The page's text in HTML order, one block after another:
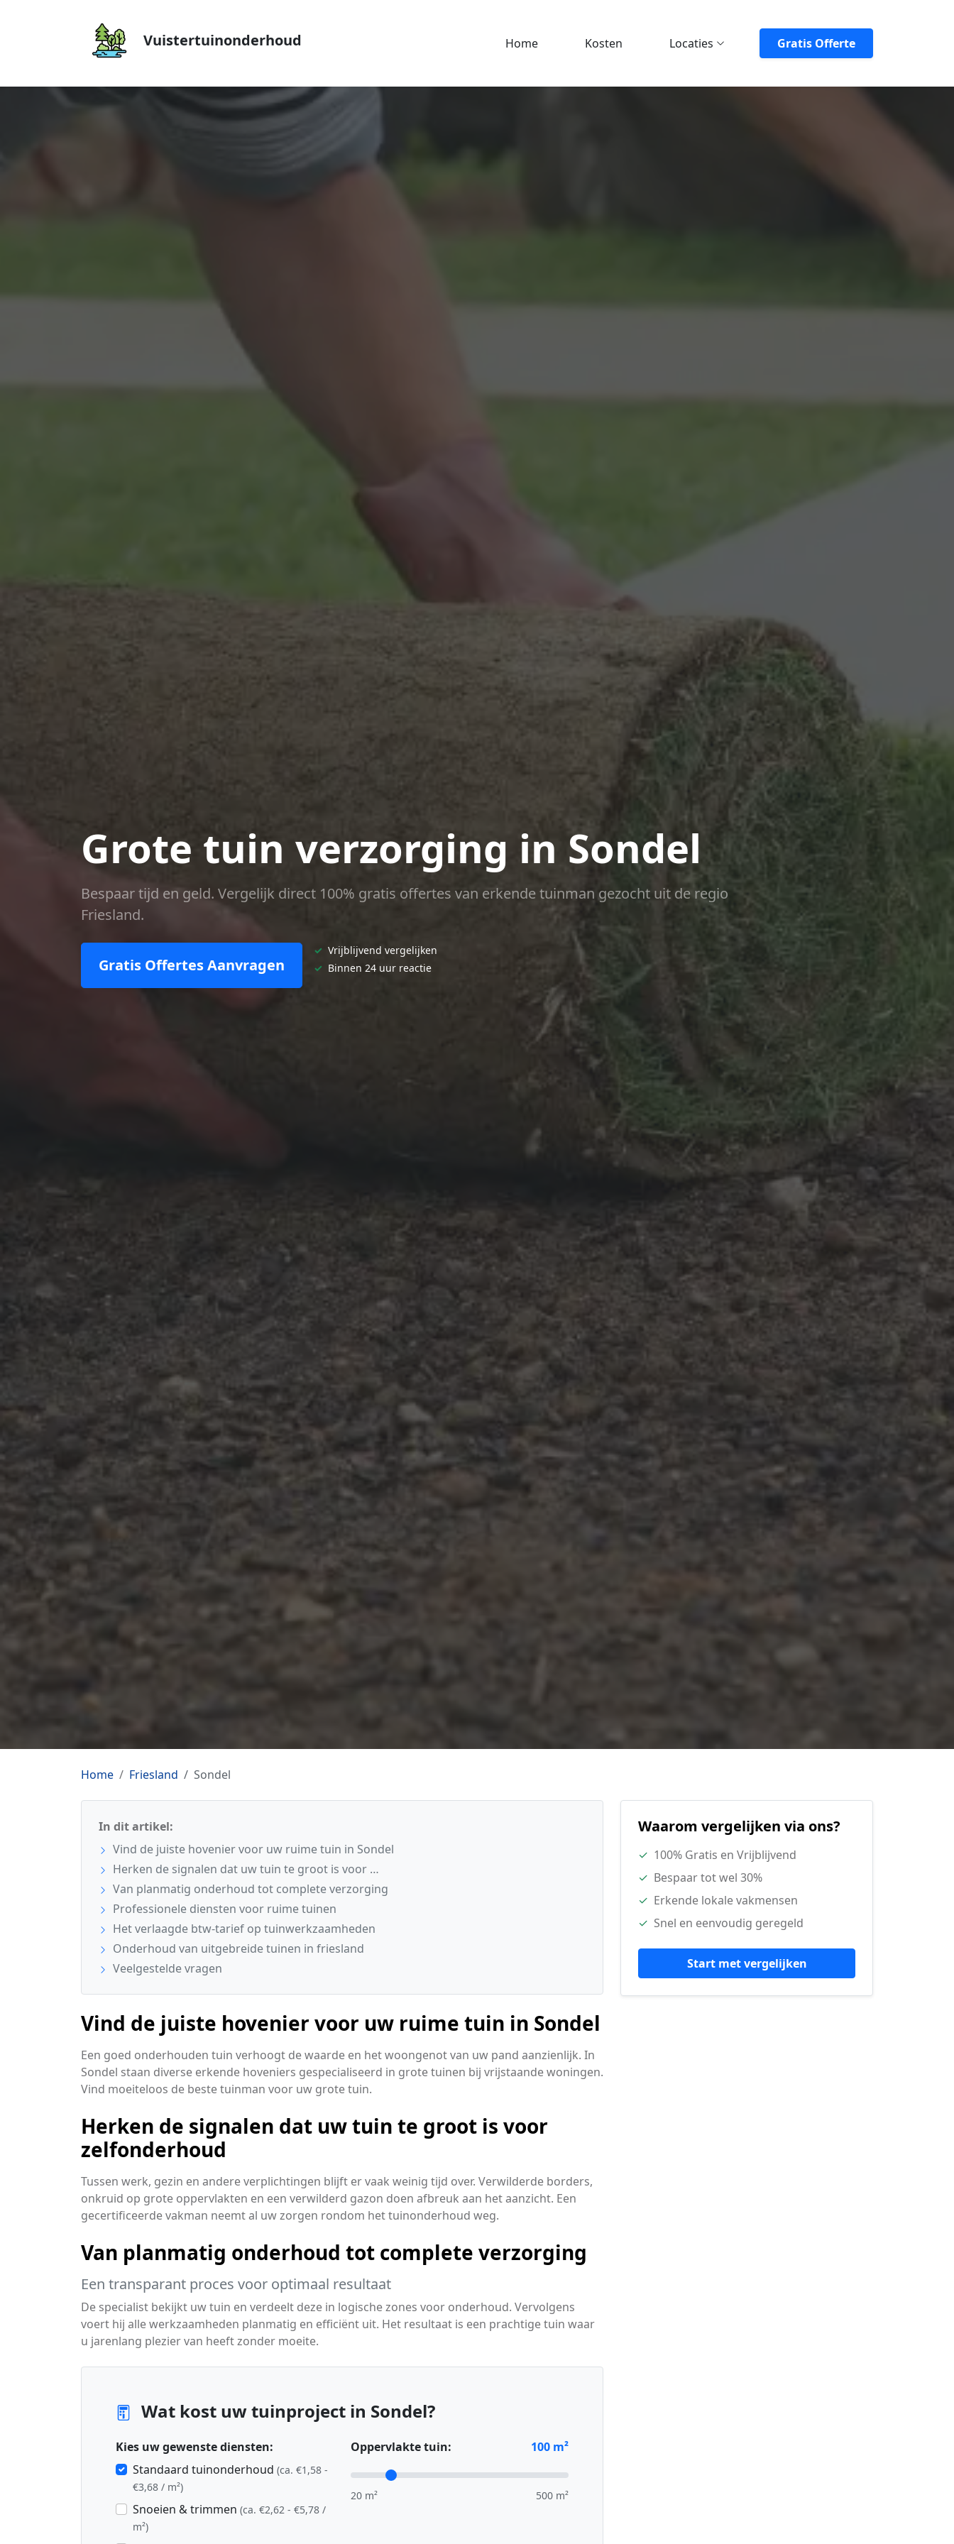
Vuistertuinonderhoud Home Kosten Locaties Gratis Offerte
Grote tuin verzorging in Sondel
Bespaar tijd en geld. Vergelijk direct 100% gratis offertes van erkende tuinman gezocht uit de regio
Friesland.
Gratis Offertes Aanvragen
✓ Vrijblijvend vergelijken
✓ Binnen 24 uur reactie
Home Friesland Sondel
In dit artikel:
Vind de juiste hovenier voor uw ruime tuin in Sondel
Herken de signalen dat uw tuin te groot is voor …
Van planmatig onderhoud tot complete verzorging
Professionele diensten voor ruime tuinen
Het verlaagde btw-tarief op tuinwerkzaamheden
Onderhoud van uitgebreide tuinen in friesland
Veelgestelde vragen
Vind de juiste hovenier voor uw ruime tuin in Sondel
Een goed onderhouden tuin verhoogt de waarde en het woongenot van uw pand aanzienlijk. In
Sondel staan diverse erkende hoveniers gespecialiseerd in grote tuinen bij vrijstaande woningen.
Vind moeiteloos de beste tuinman voor uw grote tuin.
Herken de signalen dat uw tuin te groot is voor
zelfonderhoud
Tussen werk, gezin en andere verplichtingen blijft er vaak weinig tijd over. Verwilderde borders,
onkruid op grote oppervlakten en een verwilderd gazon doen afbreuk aan het aanzicht. Een
gecertificeerde vakman neemt al uw zorgen rondom het tuinonderhoud weg.
Van planmatig onderhoud tot complete verzorging
Een transparant proces voor optimaal resultaat
De specialist bekijkt uw tuin en verdeelt deze in logische zones voor onderhoud. Vervolgens
voert hij alle werkzaamheden planmatig en efficiënt uit. Het resultaat is een prachtige tuin waar
u jarenlang plezier van heeft zonder moeite.
Wat kost uw tuinproject in Sondel?
Kies uw gewenste diensten:
Standaard tuinonderhoud (ca. €1,58 -
€3,68 / m²)
Snoeien & trimmen (ca. €2,62 - €5,78 /
m²)
Oppervlakte tuin: 100 m²
20 m² 500 m²
Waarom vergelijken via ons?
✓ 100% Gratis en Vrijblijvend
✓ Bespaar tot wel 30%
✓ Erkende lokale vakmensen
✓ Snel en eenvoudig geregeld
Start met vergelijken